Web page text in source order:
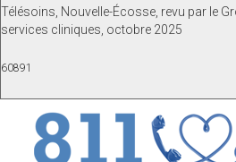
Télésoins, Nouvelle-Écosse, revu par le
services cliniques, octobre 2025
60891